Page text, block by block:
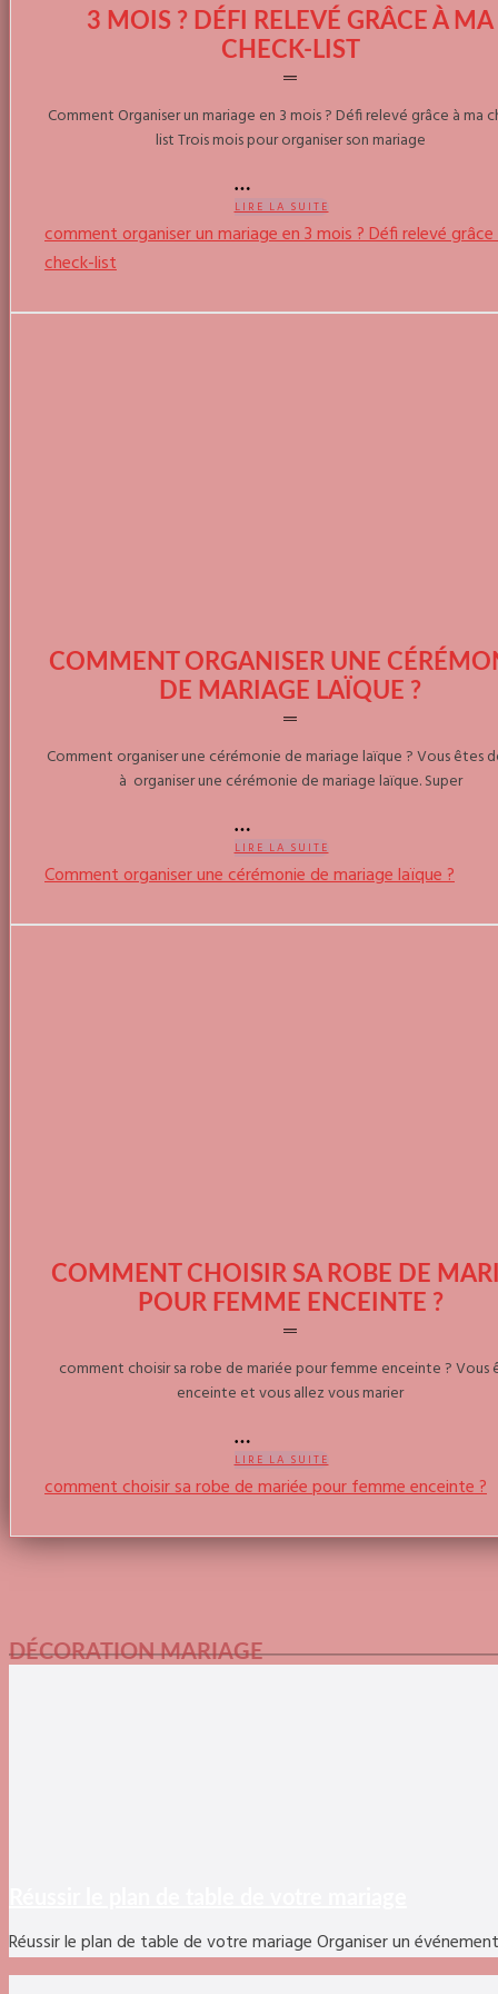
3 MOIS ? DÉFI RELEVÉ GRÂCE À MA
CHECK-LIST
Comment Organiser un mariage en 3 mois ? Défi relevé grâce à ma
list Trois mois pour organiser son mariage
LIRE LA SUITE
comment organiser un mariage en 3 mois ? Défi relevé
check-list
COMMENT ORGANISER UNE
DE MARIAGE LAÏQUE ?
Comment organiser une cérémonie de mariage laïque ? Vous êtes
à organiser une cérémonie de mariage laïque. Super
LIRE LA SUITE
Comment organiser une cérémonie de mariage laïque ?
COMMENT CHOISIR SA ROBE DE
POUR FEMME ENCEINTE ?
comment choisir sa robe de mariée pour femme enceinte ? Vous
enceinte et vous allez vous marier
LIRE LA SUITE
comment choisir sa robe de mariée pour femme enceinte ?
DÉCORATION MARIAGE
Réussir le plan de table de votre mariage Organiser un